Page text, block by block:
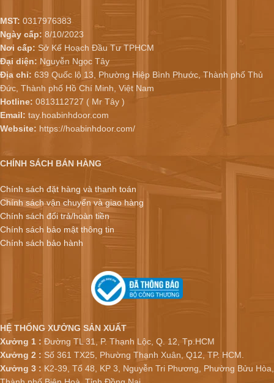
MST: 0317976383
Ngày cấp: 8/10/2023
Nơi cấp: Sở Kế Hoạch Đầu Tư TPHCM
Đại diện: Nguyễn Ngọc Tây
Địa chỉ: 639 Quốc lộ 13, Phường Hiệp Bình Phước, Thành phố Thủ
Đức, Thành phố Hồ Chí Minh, Việt Nam
Hotline: 0813112727 ( Mr Tây )
Email: tay.hoabinhdoor.com
Website: https://hoabinhdoor.com/
CHÍNH SÁCH BÁN HÀNG
Chính sách đặt hàng và thanh toán
Chính sách vận chuyển và giao hàng
Chính sách đổi trả/hoàn tiền
Chính sách bảo mật thông tin
Chính sách bảo hành
HỆ THỐNG XƯỞNG SẢN XUẤT
Xưởng 1 : Đường TL 31, P. Thạnh Lộc, Q. 12, Tp.HCM
Xưởng 2 : Số 361 TX25, Phường Thạnh Xuân, Q12, TP. HCM.
Xưởng 3 : K2-39, Tổ 48, KP 3, Nguyễn Tri Phương, Phường Bửu Hòa,